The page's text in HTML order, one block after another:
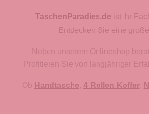
TaschenParadies.de ist Ihr
Entdecken Sie eine
Neben unserem Onlineshop
Profitieren Sie von langjähriger
Ob Handtasche, 4-Rollen-Koffer,